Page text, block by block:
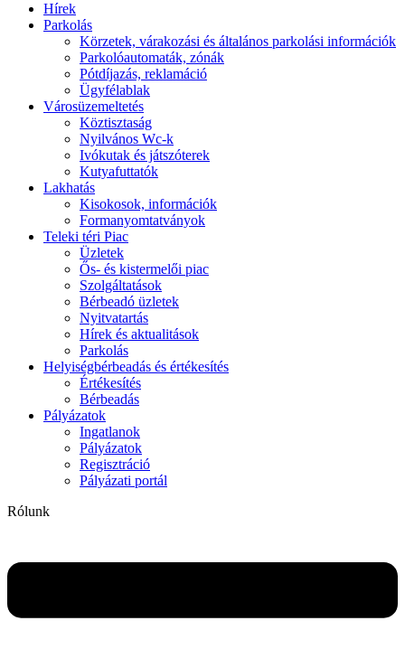
Hírek
Parkolás
Körzetek, várakozási és általános parkolási információk
Parkolóautomaták, zónák
Pótdíjazás, reklamáció
Ügyfélablak
Városüzemeltetés
Köztisztaság
Nyilvános Wc-k
Ivókutak és játszóterek
Kutyafuttatók
Lakhatás
Kisokosok, információk
Formanyomtatványok
Teleki téri Piac
Üzletek
Ős- és kistermelői piac
Szolgáltatások
Bérbeadó üzletek
Nyitvatartás
Hírek és aktualitások
Parkolás
Helyiségbérbeadás és értékesítés
Értékesítés
Bérbeadás
Pályázatok
Ingatlanok
Pályázatok
Regisztráció
Pályázati portál
Rólunk